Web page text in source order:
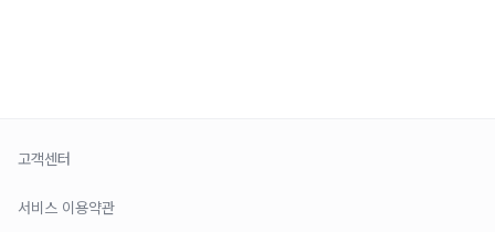
고객센터
서비스 이용약관